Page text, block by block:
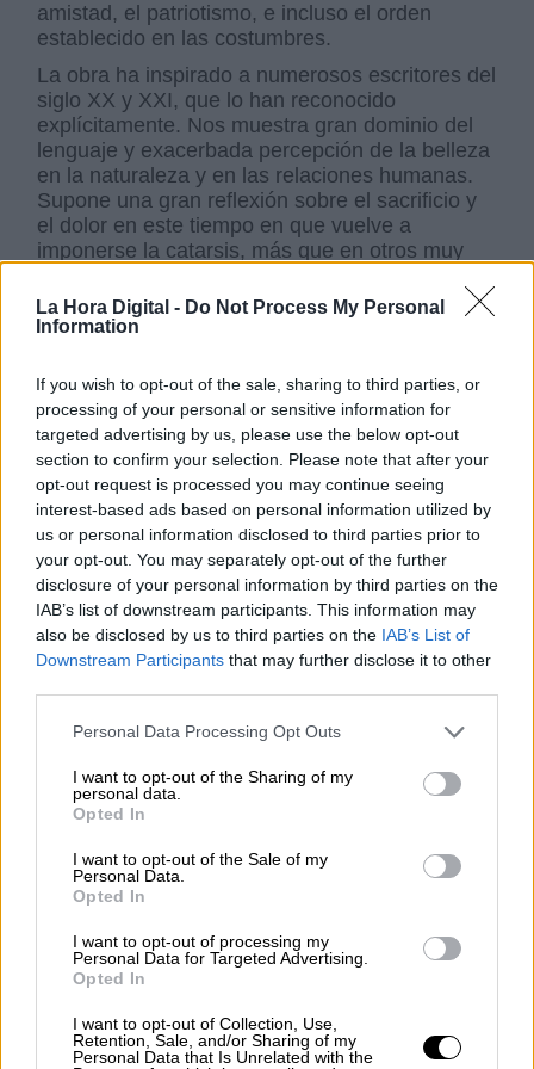
La Hora Digital - Do Not Process My Personal
Information
If you wish to opt-out of the sale, sharing to third parties, or
processing of your personal or sensitive information for
targeted advertising by us, please use the below opt-out
section to confirm your selection. Please note that after your
opt-out request is processed you may continue seeing
interest-based ads based on personal information utilized by
us or personal information disclosed to third parties prior to
your opt-out. You may separately opt-out of the further
disclosure of your personal information by third parties on the
IAB’s list of downstream participants. This information may
also be disclosed by us to third parties on the IAB’s List of
Downstream Participants that may further disclose it to other
Personal Data Processing Opt Outs
I want to opt-out of the Sharing of my
personal data.
Opted In
I want to opt-out of the Sale of my
Personal Data.
Opted In
I want to opt-out of processing my
Personal Data for Targeted Advertising.
Opted In
I want to opt-out of Collection, Use,
Retention, Sale, and/or Sharing of my
Personal Data that Is Unrelated with the
amistad, el patriotismo, e incluso el orden
establecido en las costumbres.
La obra ha inspirado a numerosos escritores del
siglo XX y XXI, que lo han reconocido
explícitamente. Nos muestra gran dominio del
lenguaje y exacerbada percepción de la belleza
en la naturaleza y en las relaciones humanas.
Supone una gran reflexión sobre el sacrificio y
el dolor en este tiempo en que vuelve a
imponerse la catarsis, más que en otros muy
consumismo han sido la costumbre.
Merece la pena leerlo.
Cuídate mucho.
Oscar Wilde Libros Literatura Cultura
NOTICIAS RELACIONADAS